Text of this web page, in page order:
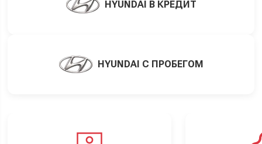
HYUNDAI В КРЕДИТ
HYUNDAI С ПРОБЕГОМ